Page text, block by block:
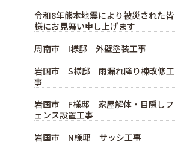
令和8年熊本地震により被災された皆
様にお見舞い申し上げます
周南市 I様邸 外壁塗装工事
岩国市 S様邸 雨漏れ降り棟改修工
事
岩国市 F様邸 家屋解体・目隠しフ
ェンス設置工事
岩国市 N様邸 サッシ工事